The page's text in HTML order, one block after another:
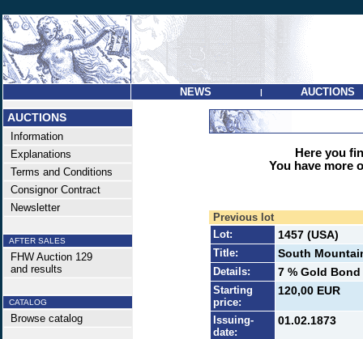
NEWS | AUCTIONS
AUCTIONS
Information
Explanations
Terms and Conditions
Consignor Contract
Newsletter
AFTER SALES
FHW Auction 129
and results
CATALOG
Browse catalog
Here you
You have more
Previous lot
Lot:
1457 (USA)
Title: South
Details: 7 % Gold Bond
Starting
price:
120,00 EUR
Issuing-
date:
01.02.1873